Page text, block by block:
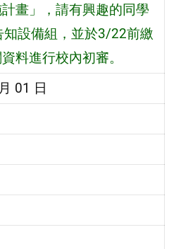
畫」，請有興趣的同學
設備組，並於3/22前繳
料進行校內初審。
01 日